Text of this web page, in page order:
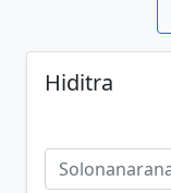
Hiditra